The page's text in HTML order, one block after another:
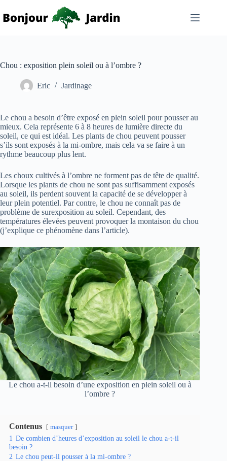
au
contenu
Chou : exposition plein soleil ou à l’ombre ?
Eric Jardinage
Le chou a besoin d’être exposé en plein soleil pour pousser au
mieux. Cela représente 6 à 8 heures de lumière directe du
soleil, ce qui est idéal. Les plants de chou peuvent pousser
s’ils sont exposés à la mi-ombre, mais cela va se faire à un
rythme beaucoup plus lent.
Les choux cultivés à l’ombre ne forment pas de tête de qualité.
Lorsque les plants de chou ne sont pas suffisamment exposés
au soleil, ils perdent souvent la capacité de se développer à
leur plein potentiel. Par contre, le chou ne connaît pas de
problème de surexposition au soleil. Cependant, des
températures élevées peuvent provoquer la montaison du chou
(j’explique ce phénomène dans l’article).
Le chou a-t-il besoin d’une exposition en plein soleil ou à
l’ombre ?
Contenus masquer
1 De combien d’heures d’exposition au soleil le chou a-t-il
besoin ?
2 Le chou peut-il pousser à la mi-ombre ?